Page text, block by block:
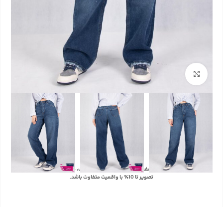
بزرگنمایی تصویر
با توجه به تفاوت رنگ‌ها در صفحه نمایش دستگاه‌های مختلف، ممکن است رنگ محصولات در
تصویر تا 10٪ با واقعیت متفاوت باشد.